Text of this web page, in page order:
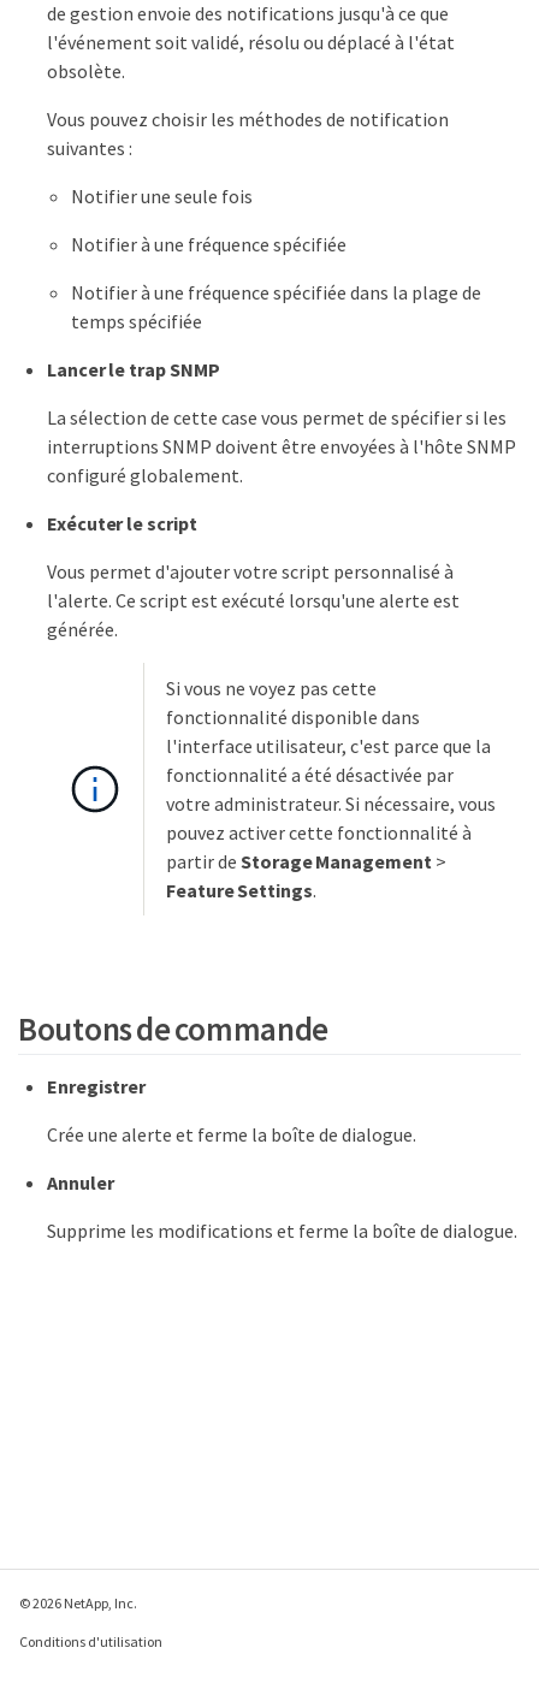
de gestion envoie des notifications jusqu'à ce que
l'événement soit validé, résolu ou déplacé à l'état
obsolète.
Vous pouvez choisir les méthodes de notification
suivantes :
Notifier une seule fois
Notifier à une fréquence spécifiée
Notifier à une fréquence spécifiée dans la plage de
temps spécifiée
Lancer le trap SNMP
La sélection de cette case vous permet de spécifier si les
interruptions SNMP doivent être envoyées à l'hôte SNMP
configuré globalement.
Exécuter le script
Vous permet d'ajouter votre script personnalisé à
l'alerte. Ce script est exécuté lorsqu'une alerte est
générée.
Si vous ne voyez pas cette
fonctionnalité disponible dans
l'interface utilisateur, c'est parce que la
fonctionnalité a été désactivée par
votre administrateur. Si nécessaire, vous
pouvez activer cette fonctionnalité à
partir de Storage Management>
Feature Settings.
Boutons de commande
Enregistrer
Crée une alerte et ferme la boîte de dialogue.
Annuler
Supprime les modifications et ferme la boîte de dialogue.
© 2026 NetApp, Inc.
Conditions d'utilisation